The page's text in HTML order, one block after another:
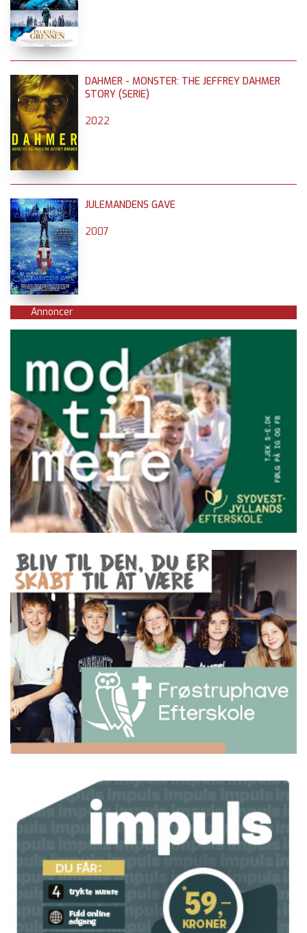
DAHMER - MONSTER: THE JEFFREY DAHMER
STORY (SERIE)
2022
JULEMANDENS GAVE
2007
Annoncer